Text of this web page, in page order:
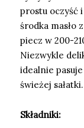
prostu oczyść
środka masło
piecz w 200-
Niezwykle
idealnie
świeżej sałatki.
Składniki: